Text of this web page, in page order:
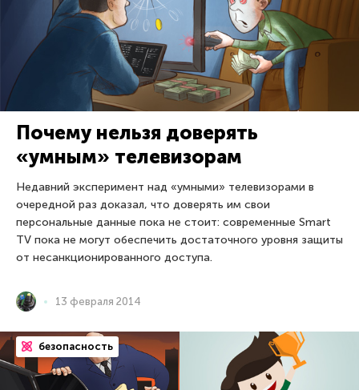
Почему нельзя доверять
«умным» телевизорам
Недавний эксперимент над «умными» телевизорами в
очередной раз доказал, что доверять им свои
персональные данные пока не стоит: современные Smart
TV пока не могут обеспечить достаточного уровня защиты
от несанкционированного доступа.
13 февраля 2014
безопасность